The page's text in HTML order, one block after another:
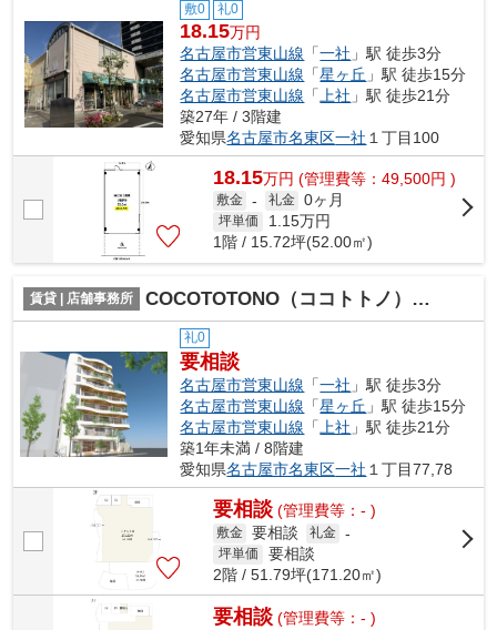
敷0 礼0
18.15万円
名古屋市営東山線 「一社 」駅 徒歩3分
名古屋市営東山線 「星ヶ丘 」駅 徒歩15分
名古屋市営東山線 「 上社 」駅 徒歩21分
築27年 / 3階建
愛知県名古屋市名東区一社 １丁目100
18.15万円 (管理費等：49,500円 )
敷金 - 礼金 0ヶ月
坪単価 1.15万円
1階 / 15.72坪(52.00㎡)
賃貸 | 店舗事務所 COCOTOTONO（ココトトノ）【 店舗系おすすめ 】
礼0
要相談
名古屋市営東山線 「一社 」駅 徒歩3分
名古屋市営東山線 「星ヶ丘 」駅 徒歩15分
名古屋市営東山線 「 上社 」駅 徒歩21分
築1年未満 / 8階建
愛知県名古屋市名東区一社 １丁目77,78
要相談 (管理費等：- )
敷金 要相談 礼金 -
坪単価
要相談
2階 / 51.79坪(171.20㎡)
要相談 (管理費等：- )